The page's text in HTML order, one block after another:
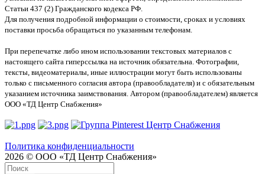
Статьи 437 (2) Гражданского кодекса РФ.
Для получения подробной информации о стоимости, сроках и условиях
поставки просьба обращаться по указанным телефонам.
При перепечатке либо ином использовании текстовых материалов с
настоящего сайта гиперссылка на источник обязательна. Фотографии,
тексты, видеоматериалы, иные иллюстрации могут быть использованы
только с письменного согласия автора (правообладателя) и с обязательным
указанием источника заимствования. Автором (правообладателем) является
ООО «ТД Центр Снабжения»
Политика конфиденциальности
2026 © ООО «ТД Центр Снабжения»